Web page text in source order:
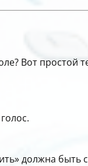
Вот простой
должна быть